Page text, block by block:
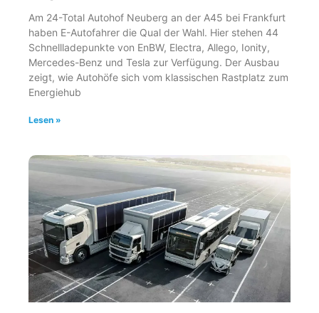
Am 24-Total Autohof Neuberg an der A45 bei Frankfurt
haben E-Autofahrer die Qual der Wahl. Hier stehen 44
Schnellladepunkte von EnBW, Electra, Allego, Ionity,
Mercedes-Benz und Tesla zur Verfügung. Der Ausbau
zeigt, wie Autohöfe sich vom klassischen Rastplatz zum
Energiehub
Lesen »